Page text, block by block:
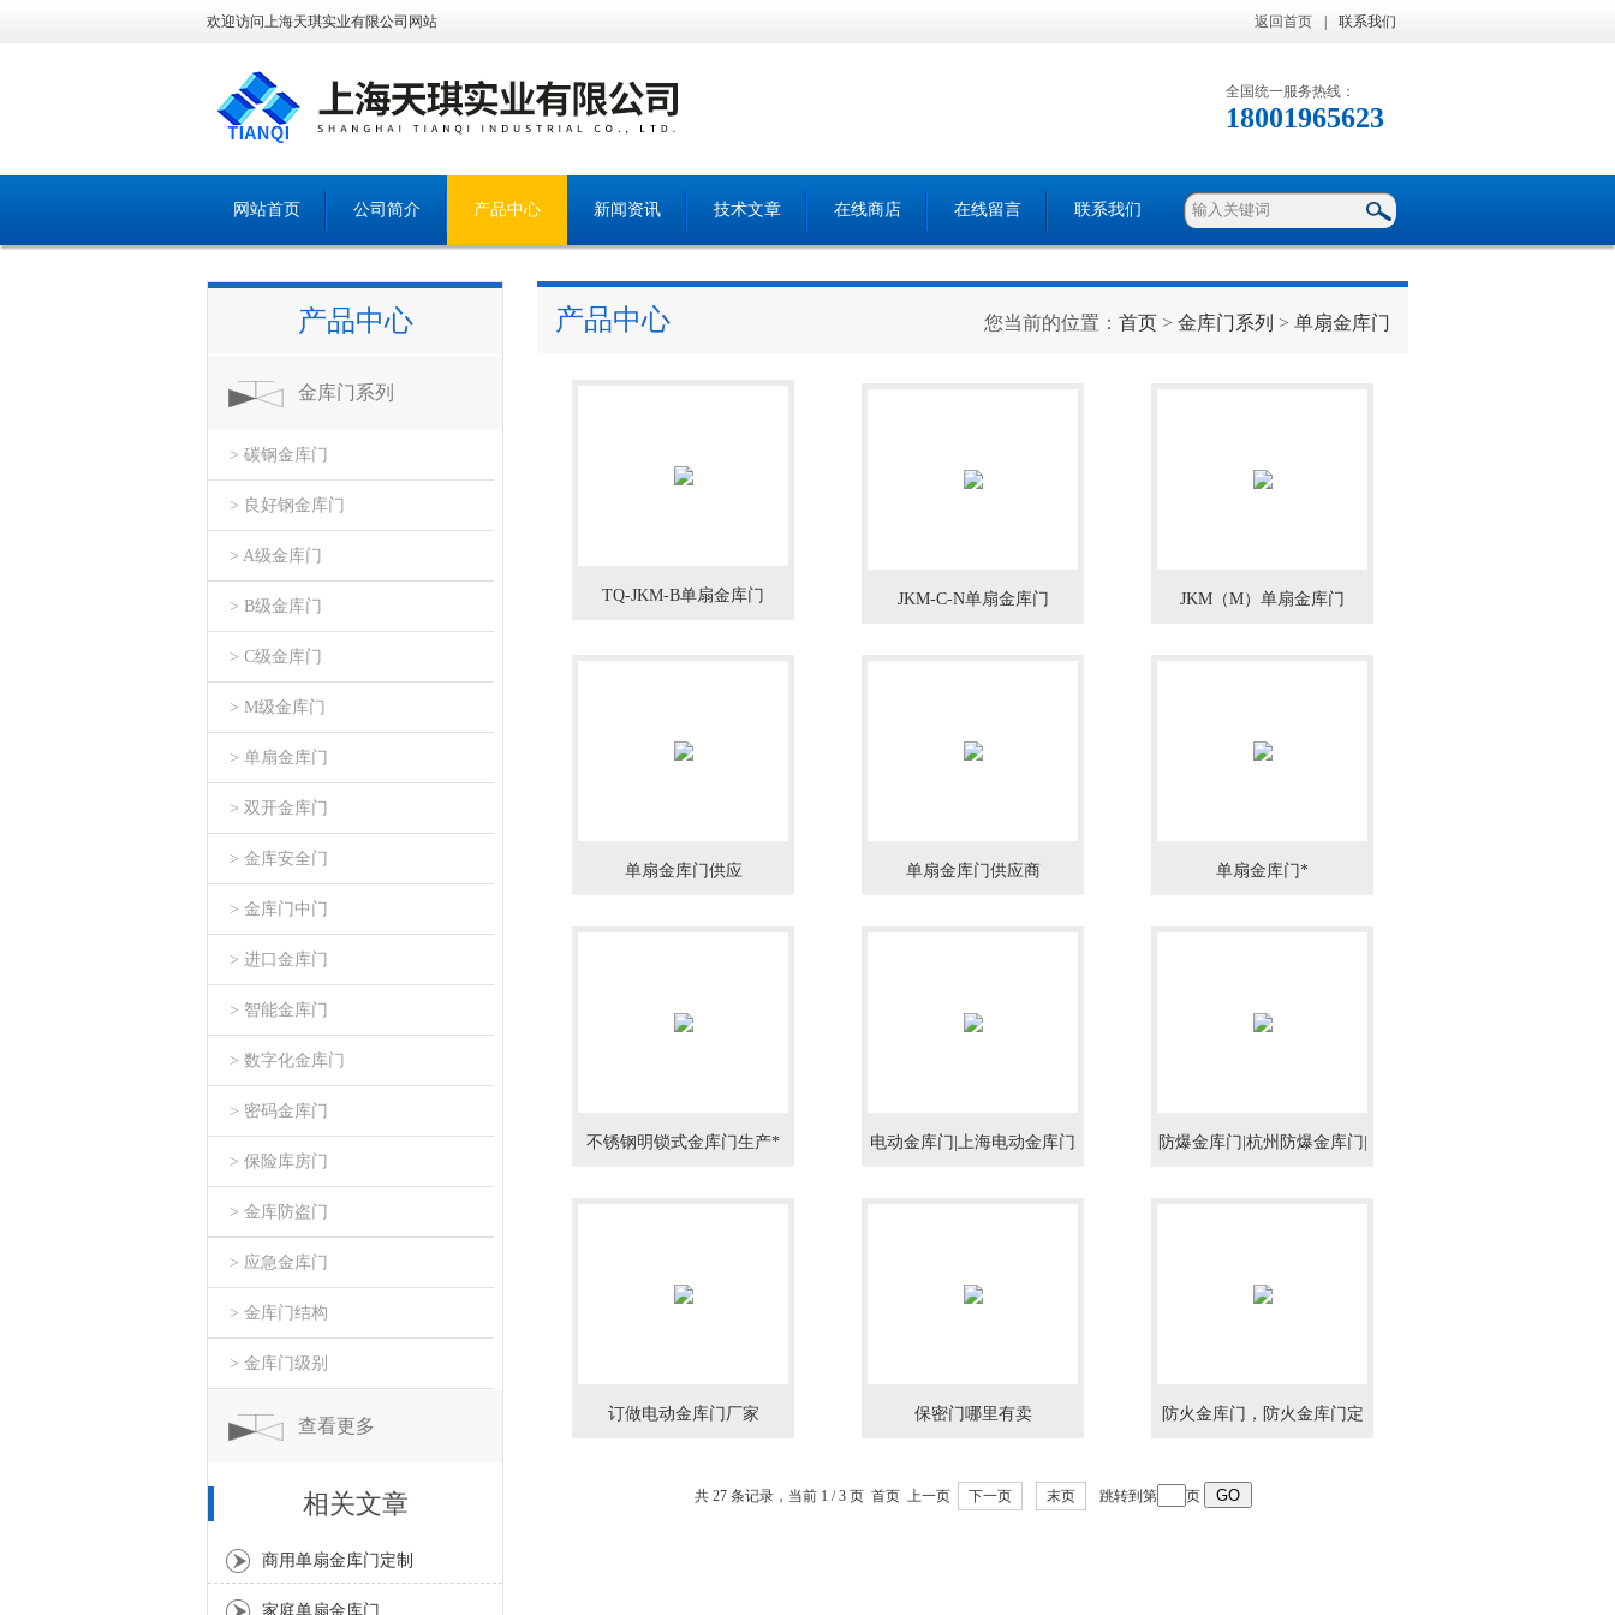
欢迎访问上海天琪实业有限公司网站 返回首页 联系我们
全国统一服务热线：
18001965623
网站首页 公司简介 产品中心 新闻资讯 技术文章 在线商店 在线留言 联系我们
产品中心
金库门系列
> 碳钢金库门
> 良好钢金库门
> A级金库门
> B级金库门
> C级金库门
> M级金库门
> 单扇金库门
> 双开金库门
> 金库安全门
> 金库门中门
> 进口金库门
> 智能金库门
> 数字化金库门
> 密码金库门
> 保险库房门
> 金库防盗门
> 应急金库门
> 金库门结构
> 金库门级别
查看更多
相关文章
商用单扇金库门定制
家庭单扇金库门
产品中心 您当前的位置： 首页 > 金库门系列 > 单扇金库门
TQ-JKM-B单扇金库门 JKM-C-N单扇金库门 JKM（M）单扇金库门
单扇金库门供应 单扇金库门供应商 单扇金库门*
不锈钢明锁式金库门生产* 电动金库门|上海电动金库门 防爆金库门|杭州防爆金库门|
订做电动金库门厂家 保密门哪里有卖 防火金库门，防火金库门定
共 27 条记录，当前 1 / 3 页 首页 上一页 下一页 末页 跳转到第 页